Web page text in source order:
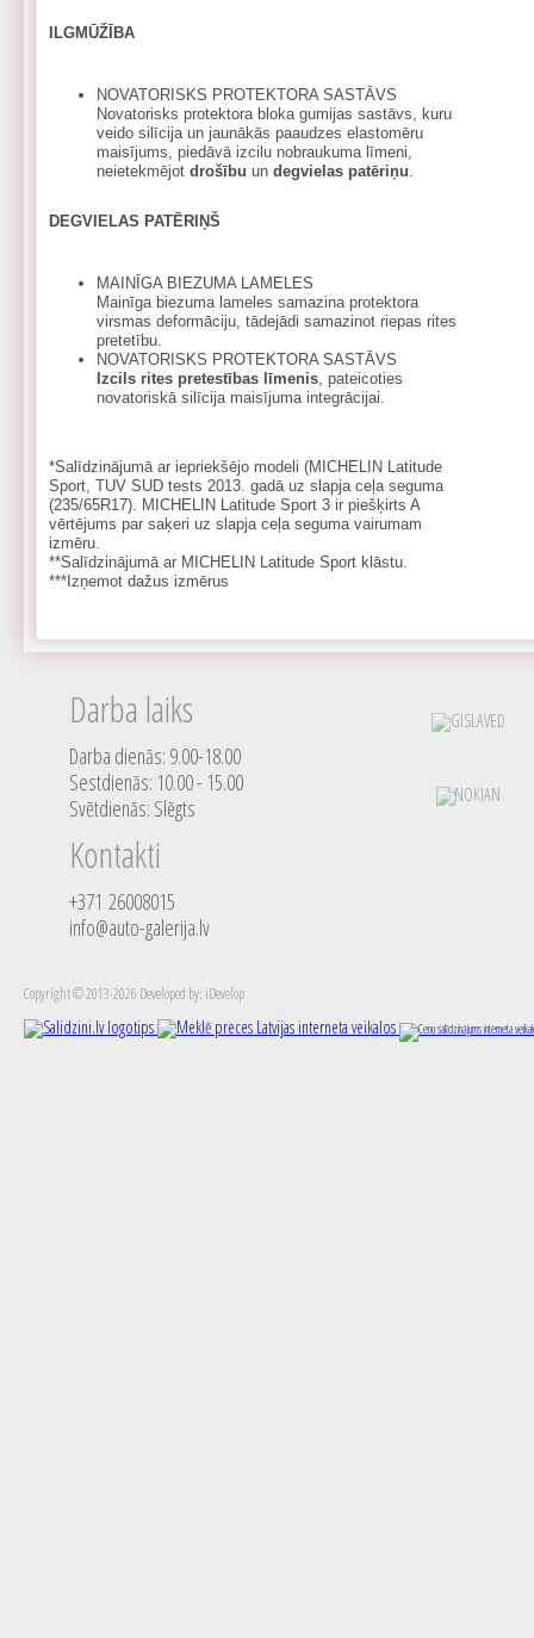
ILGMŪŽĪBA
NOVATORISKS PROTEKTORA SASTĀVS
Novatorisks protektora bloka gumijas sastāvs, kuru
veido silīcija un jaunākās paaudzes elastomēru
maisījums, piedāvā izcilu nobraukuma līmeni,
neietekmējot drošību un degvielas patēriņu.
DEGVIELAS PATĒRIŅŠ
MAINĪGA BIEZUMA LAMELES
Mainīga biezuma lameles samazina protektora
virsmas deformāciju, tādejādi samazinot riepas rites
pretetību.
NOVATORISKS PROTEKTORA SASTĀVS
Izcils rites pretestības līmenis, pateicoties
novatoriskā silīcija maisījuma integrācijai.
*Salīdzinājumā ar iepriekšējo modeli (MICHELIN Latitude
Sport, TUV SUD tests 2013. gadā uz slapja ceļa seguma
(235/65R17). MICHELIN Latitude Sport 3 ir piešķirts A
vērtējums par saķeri uz slapja ceļa seguma vairumam
izmēru.
**Salīdzinājumā ar MICHELIN Latitude Sport klāstu.
***Izņemot dažus izmērus
Darba laiks
Darba dienās: 9.00-18.00
Sestdienās: 10.00 - 15.00
Svētdienās: Slēgts
Kontakti
+371 26008015
info@auto-galerija.lv
Copyright © 2013-2026 Developed by: iDevelop